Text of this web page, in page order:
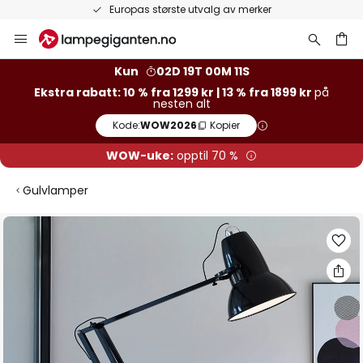
Europas største utvalg av merker
Hopp
til
Kun
02D 19T 00M 10S
Ekstra rabatt: 10 % fra 1299 kr | 13 % fra 1899 kr på
nesten alt
Kode:WOW2026 Kopier
WOW-uke: opptil 70 %
Gulvlamper
Gå
slutten